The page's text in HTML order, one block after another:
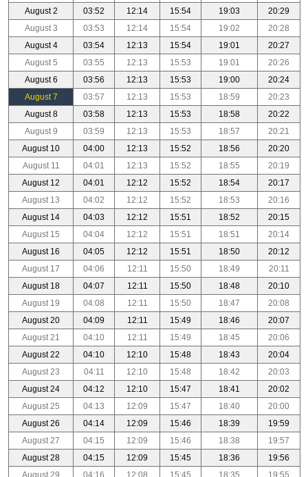
August 2
03:52 12:14 15:54 19:03
20:29
August 3
03:53 12:14 15:54 19:02
20:28
August 4
03:54 12:13 15:54 19:01
20:27
August 5
03:55 12:13 15:53 19:01
20:26
August 6
03:56 12:13 15:53 19:00
20:24
August 7
03:57 12:13 15:53 18:59
20:23
August 8
03:58 12:13 15:53 18:58
20:22
August 9
03:59 12:13 15:53 18:57
20:21
August 10
04:00 12:13 15:52 18:56
20:20
August 11
04:01 12:13 15:52 18:55
20:19
August 12
04:01 12:12 15:52 18:54
20:17
August 13
04:02 12:12 15:52 18:53
20:16
August 14
04:03 12:12 15:51 18:52
20:15
August 15
04:04 12:12 15:51 18:51
20:14
August 16
04:05 12:12 15:51 18:50
20:12
August 17
04:06 12:11 15:50 18:49
20:11
August 18
04:07 12:11 15:50 18:48
20:10
August 19
04:08 12:11 15:50 18:47
20:08
August 20
04:09 12:11 15:49 18:46
20:07
August 21
04:10 12:11 15:49 18:45
20:06
August 22
04:10 12:10 15:48 18:43
20:04
August 23
04:11 12:10 15:48 18:42
20:03
August 24
04:12 12:10 15:47 18:41
20:02
August 25
04:13 12:09 15:47 18:40
20:00
August 26
04:14 12:09 15:46 18:39
19:59
August 27
04:15 12:09 15:46 18:38
19:57
August 28
04:15 12:09 15:45 18:36
19:56
August 29
04:16 12:08 15:45 18:35
19:55